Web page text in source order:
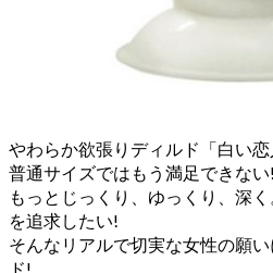
やわらか欲張りディルド「白い
普通サイズではもう満足できない!
もっとじっくり、ゆっくり、深
を追求したい!
そんなリアルで切実な女性の願
ド!